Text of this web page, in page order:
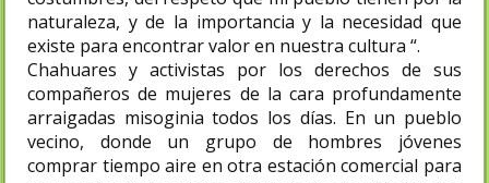
naturaleza, y de la importancia y la necesidad que
existe para encontrar valor en nuestra cultura “.
Chahuares y activistas por los derechos de sus
compañeros de mujeres de la cara profundamente
arraigadas misoginia todos los días. En un pueblo
vecino, donde un grupo de hombres jóvenes
comprar tiempo aire en otra estación comercial para